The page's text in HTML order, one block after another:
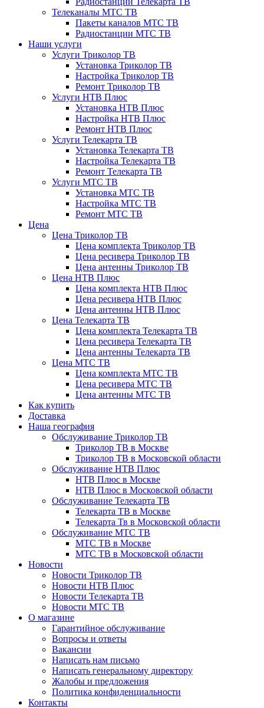
Телеканалы МТС ТВ
Пакеты каналов МТС ТВ
Радиостанции МТС ТВ
Наши услуги
Услуги Триколор ТВ
Установка Триколор ТВ
Настройка Триколор ТВ
Ремонт Триколор ТВ
Услуги НТВ Плюс
Установка НТВ Плюс
Настройка НТВ Плюс
Ремонт НТВ Плюс
Услуги Телекарта ТВ
Установка Телекарта ТВ
Настройка Телекарта ТВ
Ремонт Телекарта ТВ
Услуги МТС ТВ
Установка МТС ТВ
Настройка МТС ТВ
Ремонт МТС ТВ
Цена
Цена Триколор ТВ
Цена комплекта Триколор ТВ
Цена ресивера Триколор ТВ
Цена антенны Триколор ТВ
Цена НТВ Плюс
Цена комплекта НТВ Плюс
Цена ресивера НТВ Плюс
Цена антенны НТВ Плюс
Цена Телекарта ТВ
Цена комплекта Телекарта ТВ
Цена ресивера Телекарта ТВ
Цена антенны Телекарта ТВ
Цена МТС ТВ
Цена комплекта МТС ТВ
Цена ресивера МТС ТВ
Цена антенны МТС ТВ
Как купить
Доставка
Наша география
Обслуживание Триколор ТВ
Триколор ТВ в Москве
Триколор ТВ в Московской области
Обслуживание НТВ Плюс
НТВ Плюс в Москве
НТВ Плюс в Московской области
Обслуживание Телекарта ТВ
Телекарта ТВ в Москве
Телекарта Тв в Московской области
Обслуживание МТС ТВ
МТС ТВ в Москве
МТС ТВ в Московской области
Новости
Новости Триколор ТВ
Новости НТВ Плюс
Новости Телекарта ТВ
Новости МТС ТВ
О магазине
Гарантийное обслуживание
Вопросы и ответы
Вакансии
Написать нам письмо
Написать генеральному директору
Жалобы и предложения
Политика конфиденциальности
Контакты